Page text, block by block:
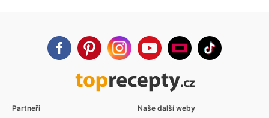
Partneři Naše další weby